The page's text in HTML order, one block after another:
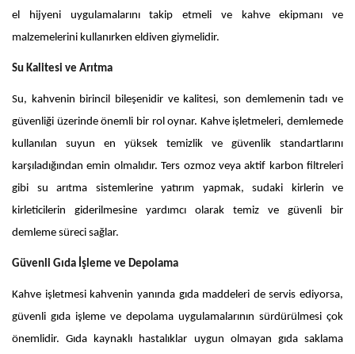
el hijyeni uygulamalarını takip etmeli ve kahve ekipmanı ve
malzemelerini kullanırken eldiven giymelidir.
Su Kalitesi ve Arıtma
Su, kahvenin birincil bileşenidir ve kalitesi, son demlemenin tadı ve
güvenliği üzerinde önemli bir rol oynar. Kahve işletmeleri, demlemede
kullanılan suyun en yüksek temizlik ve güvenlik standartlarını
karşıladığından emin olmalıdır. Ters ozmoz veya aktif karbon filtreleri
gibi su arıtma sistemlerine yatırım yapmak, sudaki kirlerin ve
kirleticilerin giderilmesine yardımcı olarak temiz ve güvenli bir
demleme süreci sağlar.
Güvenli Gıda İşleme ve Depolama
Kahve işletmesi kahvenin yanında gıda maddeleri de servis ediyorsa,
güvenli gıda işleme ve depolama uygulamalarının sürdürülmesi çok
önemlidir. Gıda kaynaklı hastalıklar uygun olmayan gıda saklama